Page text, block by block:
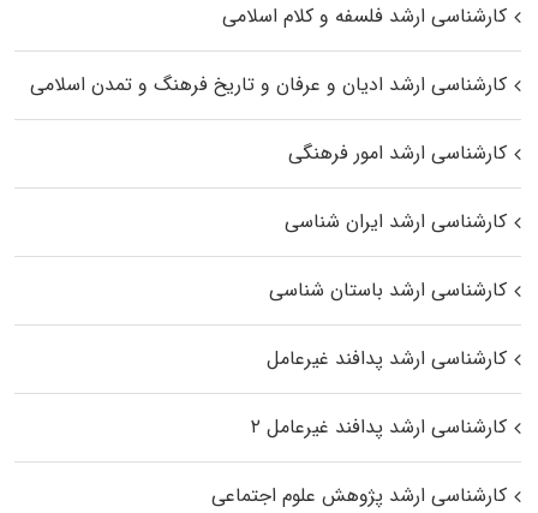
کارشناسی ارشد فلسفه و کلام اسلامی
کارشناسی ارشد ادیان و عرفان و تاریخ فرهنگ و تمدن اسلامی
کارشناسی ارشد امور فرهنگی
کارشناسی ارشد ایران شناسی
کارشناسی ارشد باستان شناسی
کارشناسی ارشد پدافند غیرعامل
کارشناسی ارشد پدافند غیرعامل ۲
کارشناسی ارشد پژوهش علوم اجتماعی